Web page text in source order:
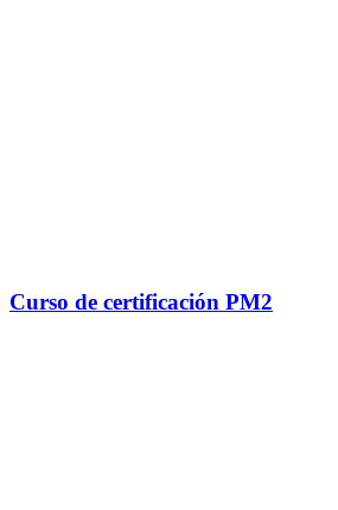
Curso de certificación PM2